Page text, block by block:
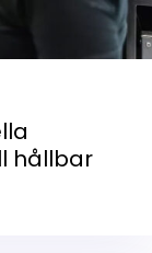
hållbar